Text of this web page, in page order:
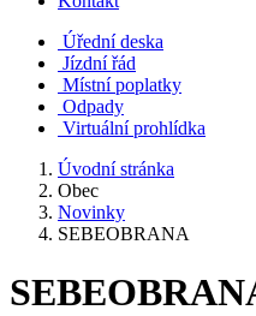
Úřední deska
Jízdní řád
Místní poplatky
Odpady
Virtuální prohlídka
Úvodní stránka
Obec
Novinky
SEBEOBRANA